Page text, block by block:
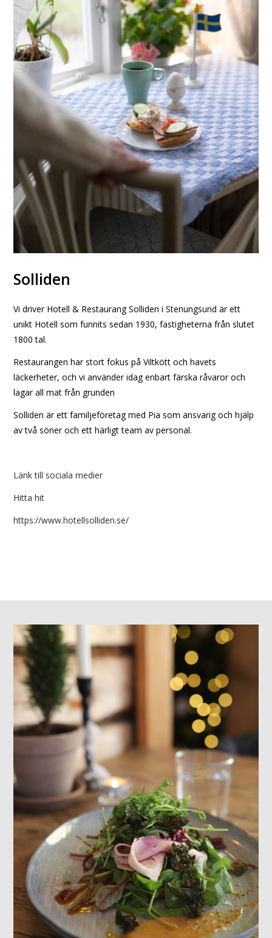
Solliden
Vi driver Hotell & Restaurang Solliden i Stenungsund är ett
unikt Hotell som funnits sedan 1930, fastigheterna från slutet
1800 tal.
Restaurangen har stort fokus på Viltkött och havets
läckerheter, och vi använder idag enbart färska råvaror och
lagar all mat från grunden
Solliden är ett familjeföretag med Pia som ansvarig och hjälp
av två söner och ett härligt team av personal.
Länk till sociala medier
Hitta hit
https://www.hotellsolliden.se/